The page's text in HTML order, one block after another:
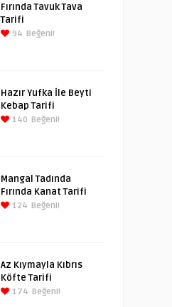
Fırında Tavuk Tava
Tarifi
94 Beğeni!
Hazır Yufka İle Beyti
Kebap Tarifi
140 Beğeni!
Mangal Tadında
Fırında Kanat Tarifi
124 Beğeni!
Az Kıymayla Kıbrıs
Köfte Tarifi
174 Beğeni!